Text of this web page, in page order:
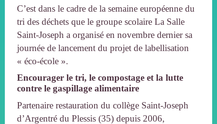
C’est dans le cadre de la semaine européenne du
tri des déchets que le groupe scolaire La Salle
Saint-Joseph a organisé en novembre dernier sa
journée de lancement du projet de labellisation
« éco-école ».
Encourager le tri, le compostage et la lutte
contre le gaspillage alimentaire
Partenaire restauration du collège Saint-Joseph
d’Argentré du Plessis (35) depuis 2006,